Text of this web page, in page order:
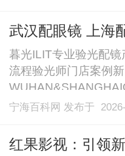
40%-60%优惠，兼顾
武汉配眼镜 上海
暮光ILIT专业验光配
流程验光师门店案例
业验光配镜的写字楼
40%-60%优惠，兼顾
宁海百科网 发布于
红果影视：引领